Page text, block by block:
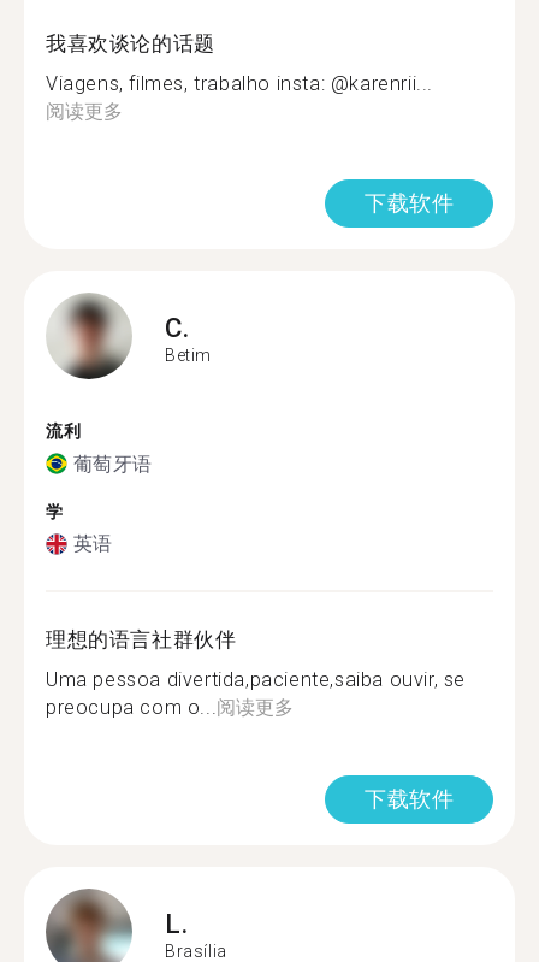
我喜欢谈论的话题
Viagens, filmes, trabalho insta: @karenrii...
阅读更多
下载软件
C.
Betim
流利
葡萄牙语
学
英语
理想的语言社群伙伴
Uma pessoa divertida,paciente,saiba ouvir, se
preocupa com o...阅读更多
下载软件
L.
Brasília